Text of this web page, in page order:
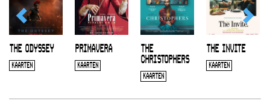
THE ODYSSEY
KAARTEN
PRIMAVERA
KAARTEN
THE
CHRISTOPHERS
KAARTEN
THE INVITE
KAARTEN